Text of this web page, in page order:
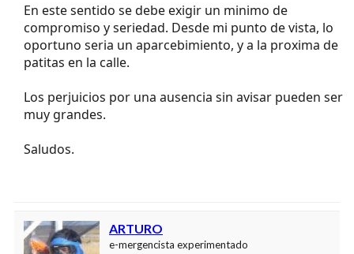
En este sentido se debe exigir un minimo de
compromiso y seriedad. Desde mi punto de vista, lo
oportuno seria un aparcebimiento, y a la proxima de
patitas en la calle.
Los perjuicios por una ausencia sin avisar pueden ser
muy grandes.
Saludos.
ARTURO
e-mergencista experimentado